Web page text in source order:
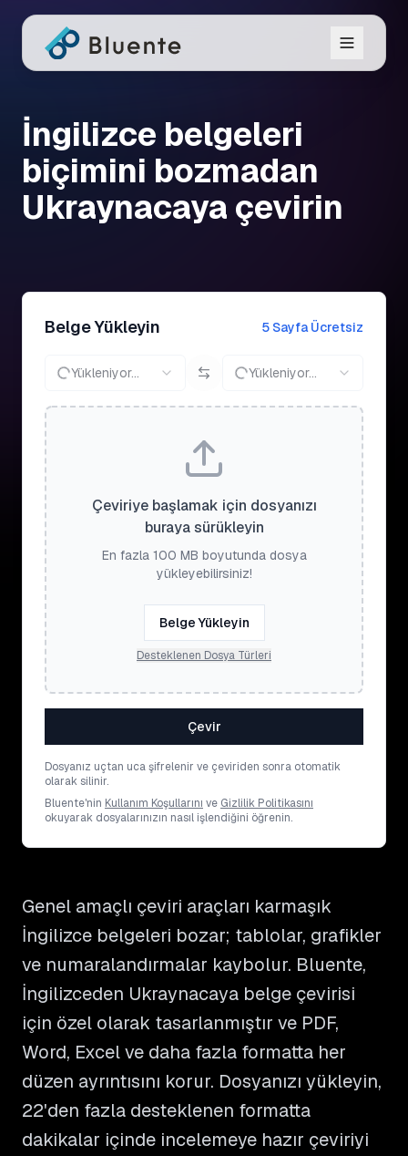
İngilizce belgeleri
biçimini bozmadan
Ukraynacaya çevirin
Belge Yükleyin 5 Sayfa Ücretsiz
Yükleniyor... Yükleniyor...
Çeviriye başlamak için dosyanızı
buraya sürükleyin
En fazla 100 MB boyutunda dosya
yükleyebilirsiniz!
Belge Yükleyin
Desteklenen Dosya Türleri
Çevir
Dosyanız uçtan uca şifrelenir ve çeviriden sonra otomatik
olarak silinir.
Bluente'nin Kullanım Koşullarını ve Gizlilik Politikasını
okuyarak dosyalarınızın nasıl işlendiğini öğrenin.
Genel amaçlı çeviri araçları karmaşık
İngilizce belgeleri bozar; tablolar, grafikler
ve numaralandırmalar kaybolur. Bluente,
İngilizceden Ukraynacaya belge çevirisi
için özel olarak tasarlanmıştır ve PDF,
Word, Excel ve daha fazla formatta her
düzen ayrıntısını korur. Dosyanızı yükleyin,
22'den fazla desteklenen formatta
dakikalar içinde incelemeye hazır çeviriyi